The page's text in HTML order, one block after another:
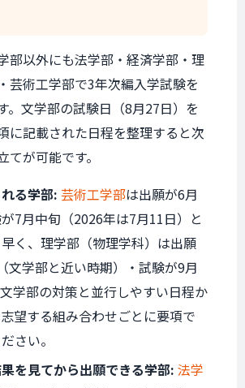
部以外にも法学部・経済学部・理
芸術工学部で3年次編入学試験を
。文学部の試験日（8月27日）を
に記載された日程を整理すると次
てが可能です。
る学部: 芸術工学部は出願が6月
7月中旬（2026年は7月11日）と
く、理学部（物理学科）は出願
文学部と近い時期）・試験が9月
学部の対策と並行しやすい日程か
望する組み合わせごとに要項で
さい。
を見てから出願できる学部: 法学